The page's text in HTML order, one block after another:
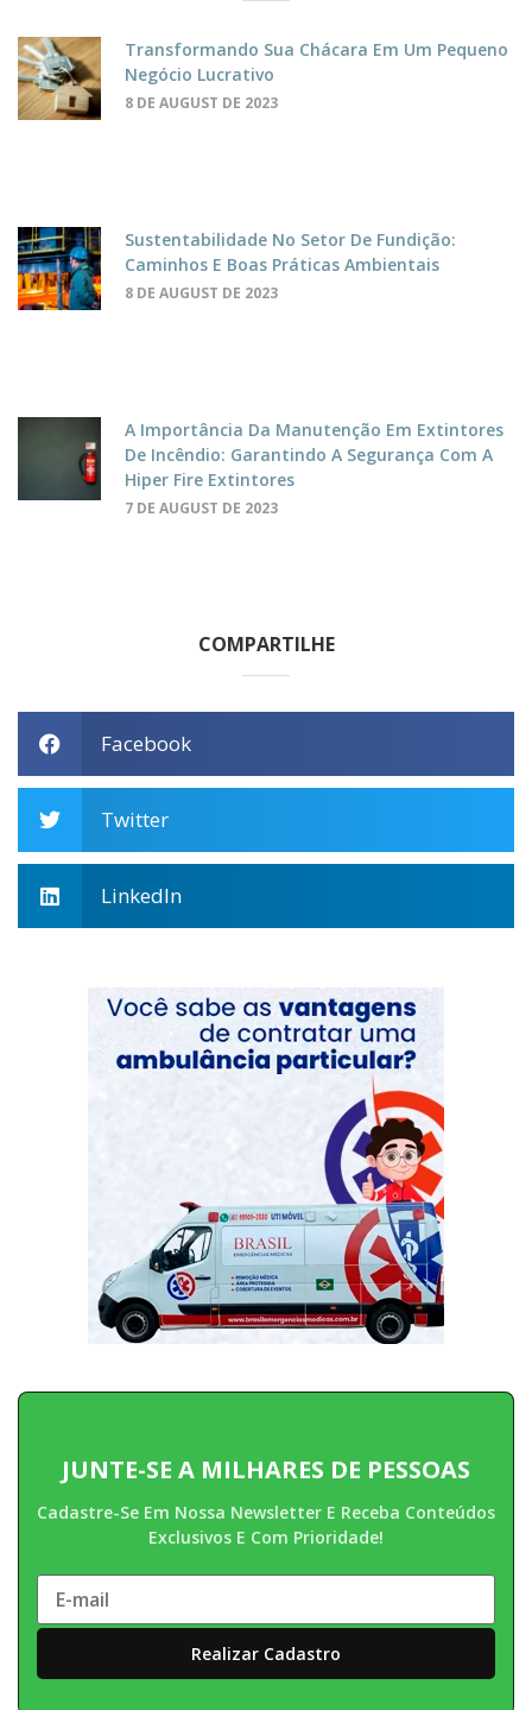
Transformando Sua Chácara Em Um Pequeno
Negócio Lucrativo
8 DE AUGUST DE 2023
Sustentabilidade No Setor De Fundição:
Caminhos E Boas Práticas Ambientais
8 DE AUGUST DE 2023
A Importância Da Manutenção Em Extintores
De Incêndio: Garantindo A Segurança Com A
Hiper Fire Extintores
7 DE AUGUST DE 2023
COMPARTILHE
Facebook
Twitter
LinkedIn
JUNTE-SE A MILHARES DE PESSOAS
Cadastre-Se Em Nossa Newsletter E Receba Conteúdos
Exclusivos E Com Prioridade!